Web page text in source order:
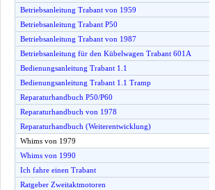
Betriebsanleitung Trabant von 1959
Betriebsanleitung Trabant P50
Betriebsanleitung Trabant von 1987
Betriebsanleitung für den Kübelwagen Trabant 601A
Bedienungsanleitung Trabant 1.1
Bedienungsanleitung Trabant 1.1 Tramp
Reparaturhandbuch P50/P60
Reparaturhandbuch von 1978
Reparaturhandbuch (Weiterentwicklung)
Whims von 1979
Whims von 1990
Ich fahre einen Trabant
Ratgeber Zweitaktmotoren